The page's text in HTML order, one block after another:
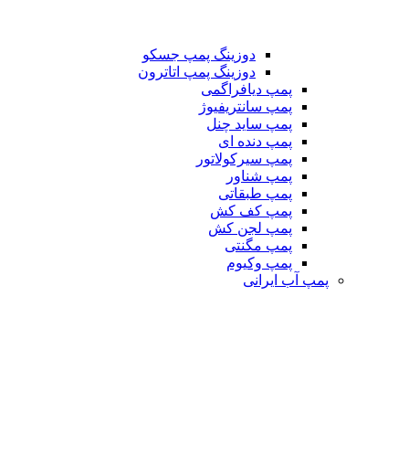
دوزینگ پمپ جسکو
دوزینگ پمپ اتاترون
پمپ دیافراگمی
پمپ سانتریفیوژ
پمپ ساید چنل
پمپ دنده ای
پمپ سیرکولاتور
پمپ شناور
پمپ طبقاتی
پمپ کف کش
پمپ لجن کش
پمپ مگنتی
پمپ وکیوم
پمپ آب ایرانی